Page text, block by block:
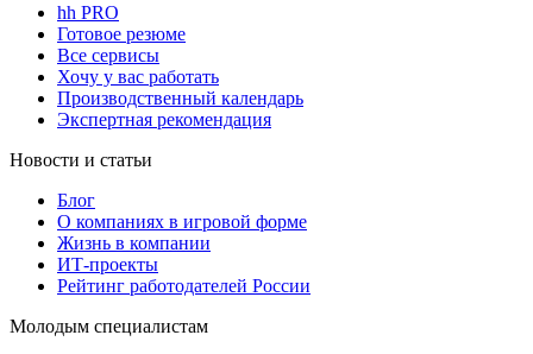
hh PRO
Готовое резюме
Все сервисы
Хочу у вас работать
Производственный календарь
Экспертная рекомендация
Новости и статьи
Блог
О компаниях в игровой форме
Жизнь в компании
ИТ-проекты
Рейтинг работодателей России
Молодым специалистам